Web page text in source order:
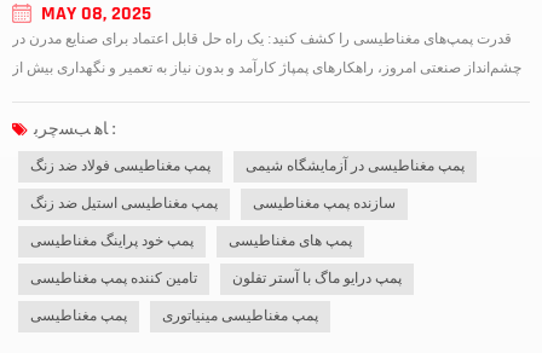
MAY 08, 2025
قدرت پمپ‌های مغناطیسی را کشف کنید: یک راه حل قابل اعتماد برای صنایع مدرن در
چشم‌انداز صنعتی امروز، راهکارهای پمپاژ کارآمد و بدون نیاز به تعمیر و نگهداری بیش از
ﺎﻫ ﺐﺴﭼﺮﺑ :
پمپ مغناطیسی فولاد ضد زنگ پمپ مغناطیسی در آزمایشگاه شیمی
پمپ مغناطیسی استیل ضد زنگ سازنده پمپ مغناطیسی
پمپ خود پراینگ مغناطیسی پمپ های مغناطیسی
تامین کننده پمپ مغناطیسی پمپ درایو ماگ با آستر تفلون
پمپ مغناطیسی پمپ مغناطیسی مینیاتوری